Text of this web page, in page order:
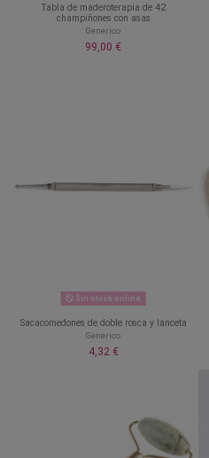
Tabla de maderoterapia de 42
champiñones con asas
Generico
99,00 €
Sin stock online
Sacacomedones de doble rosca y lanceta
Generico
4,32 €